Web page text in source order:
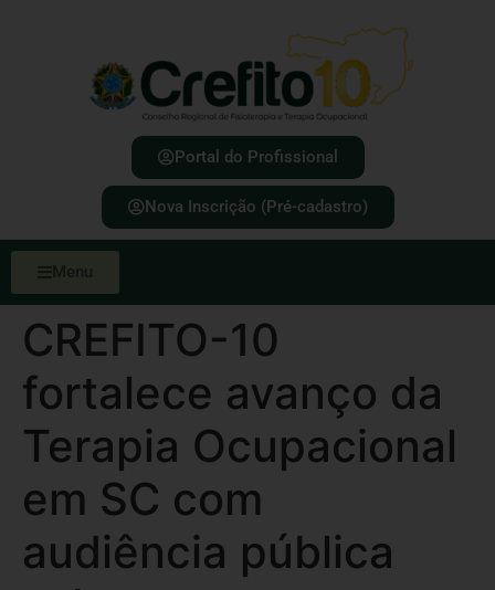
Portal do Profissional
Nova Inscrição (Pré-cadastro)
CREFITO-10
fortalece avanço da
Terapia Ocupacional
em SC com
audiência pública